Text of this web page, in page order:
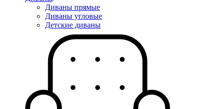
Диваны прямые
Диваны угловые
Детские диваны